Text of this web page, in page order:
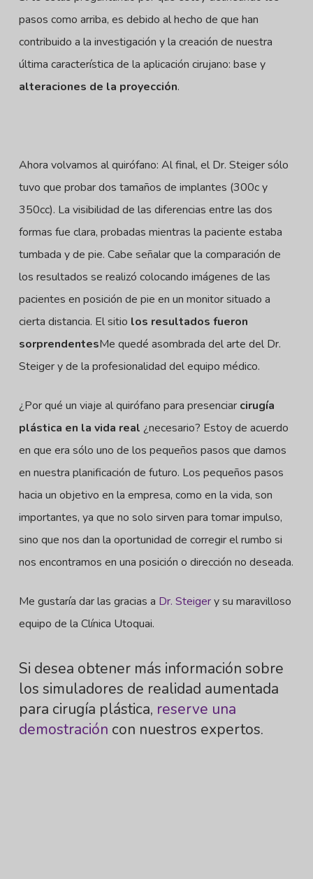
pasos como arriba, es debido al hecho de que han
contribuido a la investigación y la creación de nuestra
última característica de la aplicación cirujano: base y
alteraciones de la proyección.
Ahora volvamos al quirófano: Al final, el Dr. Steiger sólo
tuvo que probar dos tamaños de implantes (300c y
350cc). La visibilidad de las diferencias entre las dos
formas fue clara, probadas mientras la paciente estaba
tumbada y de pie. Cabe señalar que la comparación de
los resultados se realizó colocando imágenes de las
pacientes en posición de pie en un monitor situado a
cierta distancia. El sitio los resultados fueron
sorprendentesMe quedé asombrada del arte del Dr.
Steiger y de la profesionalidad del equipo médico.
¿Por qué un viaje al quirófano para presenciarcirugía
plástica en la vida real ¿necesario? Estoy de acuerdo
en que era sólo uno de los pequeños pasos que damos
en nuestra planificación de futuro. Los pequeños pasos
hacia un objetivo en la empresa, como en la vida, son
importantes, ya que no solo sirven para tomar impulso,
sino que nos dan la oportunidad de corregir el rumbo si
nos encontramos en una posición o dirección no deseada.
Me gustaría dar las gracias a Dr. Steigery su maravilloso
equipo de la Clínica Utoquai.
Si desea obtener más información sobre
los simuladores de realidad aumentada
para cirugía plástica, reserve una
demostración con nuestros expertos.